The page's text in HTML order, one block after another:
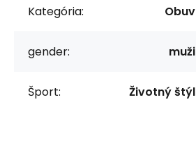
Kategória: Obuv
gender: muži
Šport: Životný štýl